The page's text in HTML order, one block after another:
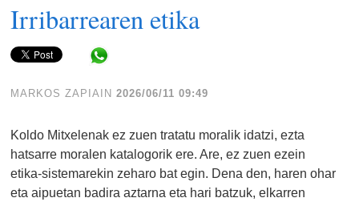
Irribarrearen etika
MARKOS ZAPIAIN 2026/06/11 09:49
Koldo Mitxelenak ez zuen tratatu moralik idatzi, ezta
hatsarre moralen katalogorik ere. Are, ez zuen ezein
etika-sistemarekin zeharo bat egin. Dena den, haren ohar
eta aipuetan badira aztarna eta hari batzuk, elkarren